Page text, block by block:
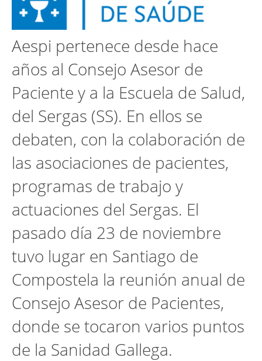
Aespi pertenece desde hace
años al Consejo Asesor de
Paciente y a la Escuela de Salud,
del Sergas (SS). En ellos se
debaten, con la colaboración de
las asociaciones de pacientes,
programas de trabajo y
actuaciones del Sergas. El
pasado día 23 de noviembre
tuvo lugar en Santiago de
Compostela la reunión anual de
Consejo Asesor de Pacientes,
donde se tocaron varios puntos
de la Sanidad Gallega.